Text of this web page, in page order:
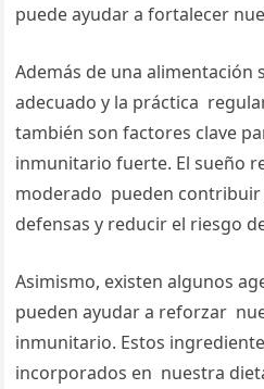
puede ayudar a fortalecer
Además de una alimentación
adecuado y la práctica
también son factores clave
inmunitario fuerte. El sueño
moderado pueden
defensas y reducir el riesgo
Asimismo, existen algunos
pueden ayudar a reforzar
inmunitario. Estos
incorporados en nuestra